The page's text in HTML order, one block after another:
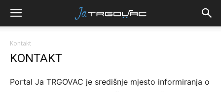
Kontakt
KONTAKT
Portal Ja TRGOVAC je središnje mjesto informiranja o